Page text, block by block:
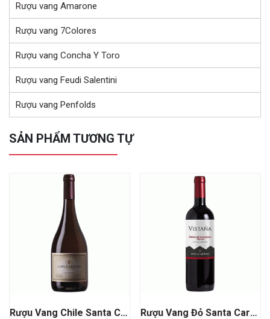
Rượu vang Amarone
Rượu vang 7Colores
Rượu vang Concha Y Toro
Rượu vang Feudi Salentini
Rượu vang Penfolds
SẢN PHẨM TƯƠNG TỰ
Rượu Vang Chile Santa Carolina Reserva De Familia Chardonnay Rượu Vang Đỏ Santa Carolina Vistana Sauvignon Merlot